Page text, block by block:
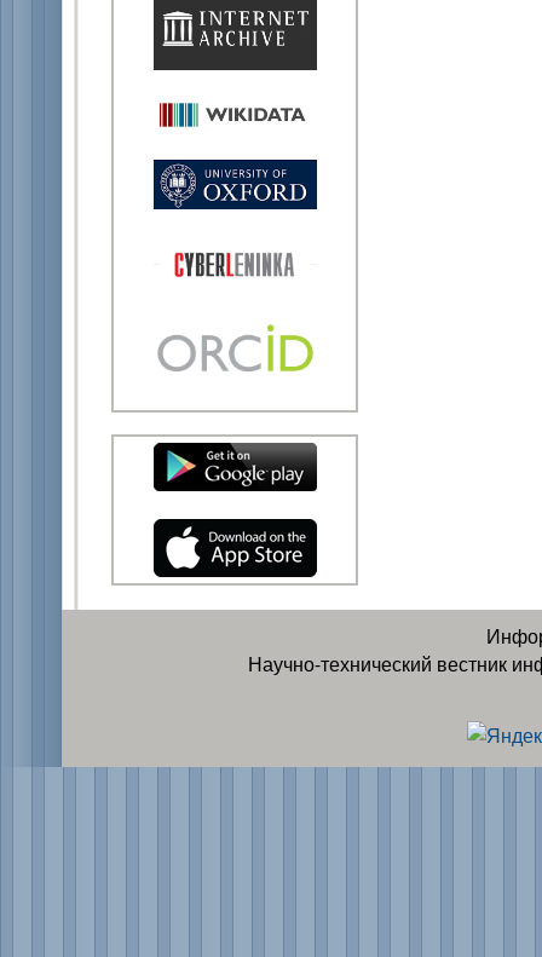
Научно-технический вестник